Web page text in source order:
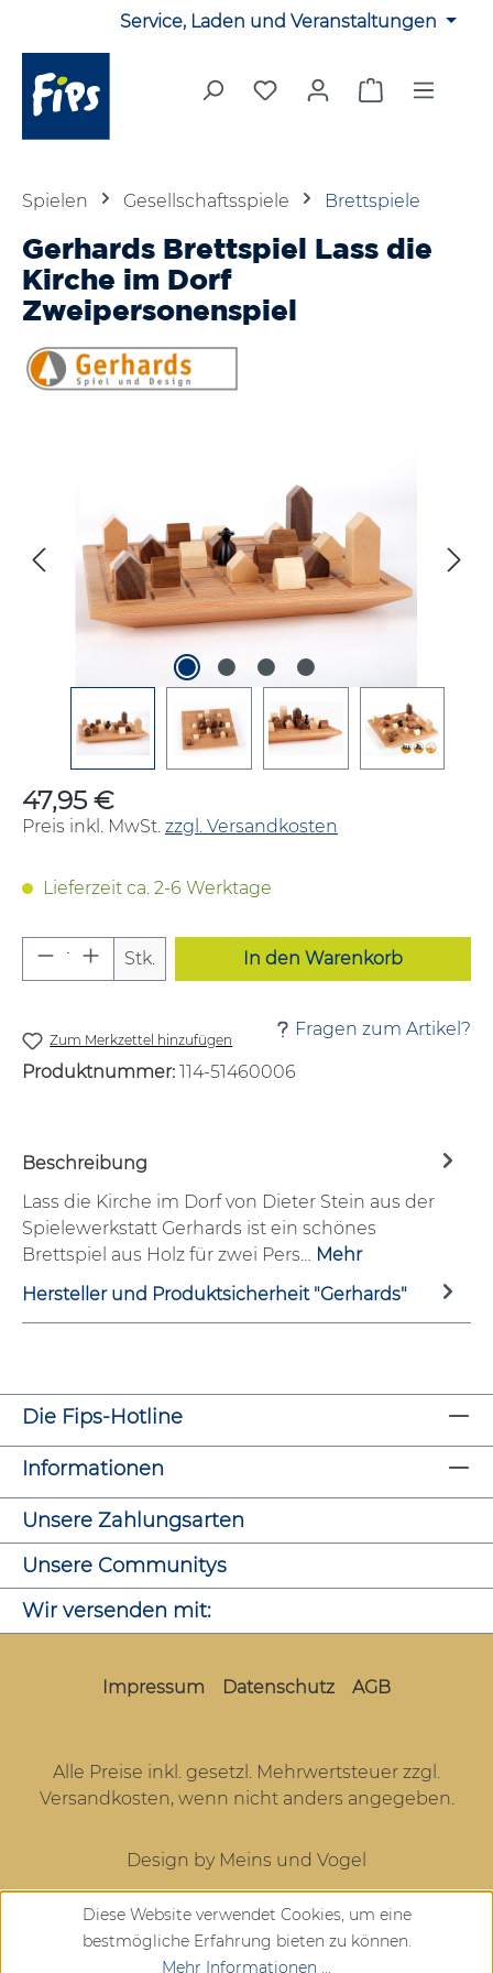
Zum Hauptinhalt springenService, Laden und Veranstaltungen
Du hast 0 Produkte auf
Warenkorb
Spielen Gesellschaftsspiele Brettspiele
Gerhards Brettspiel Lass die
Kirche im Dorf
Zweipersonenspiel
Regulärer Preis:
47,95 €
Preis inkl. MwSt. zzgl. Versandkosten
Lieferzeit ca. 2-6 Werktage
Produkt Anzahl: Gib den
Stk. In den Warenkorb
Zum Merkzettel hinzufügen
Fragen zum Artikel?
Produktnummer: 114-51460006
Beschreibung
Lass die Kirche im Dorf von Dieter Stein aus der
Spielewerkstatt Gerhards ist ein schönes
Brettspiel aus Holz für zwei Pers… Mehr
Hersteller und Produktsicherheit "Gerhards"
Die Fips-Hotline
Informationen
Unsere Zahlungsarten
Unsere Communitys
Wir versenden mit:
Impressum Datenschutz AGB
Alle Preise inkl. gesetzl. Mehrwertsteuer zzgl.
Versandkosten, wenn nicht anders angegeben.
Design by Meins und Vogel
Diese Website verwendet Cookies, um eine
bestmögliche Erfahrung bieten zu können.
Mehr Informationen ...